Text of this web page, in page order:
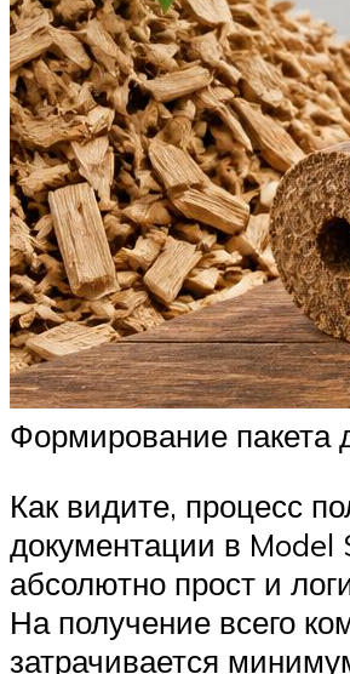
Формирование пакета
Как видите, процесс
документации в Model
абсолютно прост и
На получение всего
затрачивается